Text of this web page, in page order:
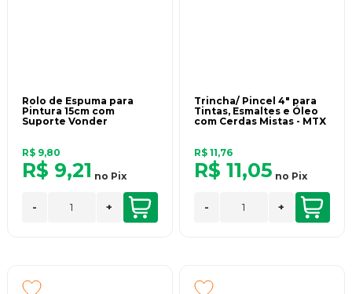
Rolo de Espuma para
Pintura 15cm com
Suporte Vonder
R$ 9,80
R$ 9,21 no Pix
- +
Trincha/ Pincel 4" para
Tintas, Esmaltes e Óleo
com Cerdas Mistas - MTX
R$ 11,76
R$ 11,05 no Pix
- +